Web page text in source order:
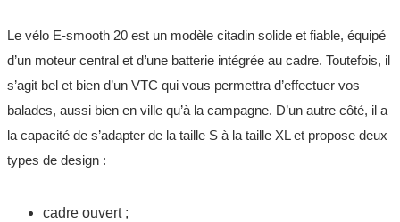
Le vélo E-smooth 20 est un modèle citadin solide et fiable, équipé
d’un moteur central et d’une batterie intégrée au cadre. Toutefois, il
s’agit bel et bien d’un VTC qui vous permettra d’effectuer vos
balades, aussi bien en ville qu’à la campagne. D’un autre côté, il a
la capacité de s’adapter de la taille S à la taille XL et propose deux
types de design :
cadre ouvert ;